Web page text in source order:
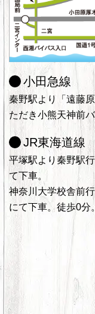
小田急線
秦野駅より「遠藤
ただき小熊天神前
JR東海道線
平塚駅より秦野駅
て下車。
神奈川大学校舎前
にて下車。徒歩0分。